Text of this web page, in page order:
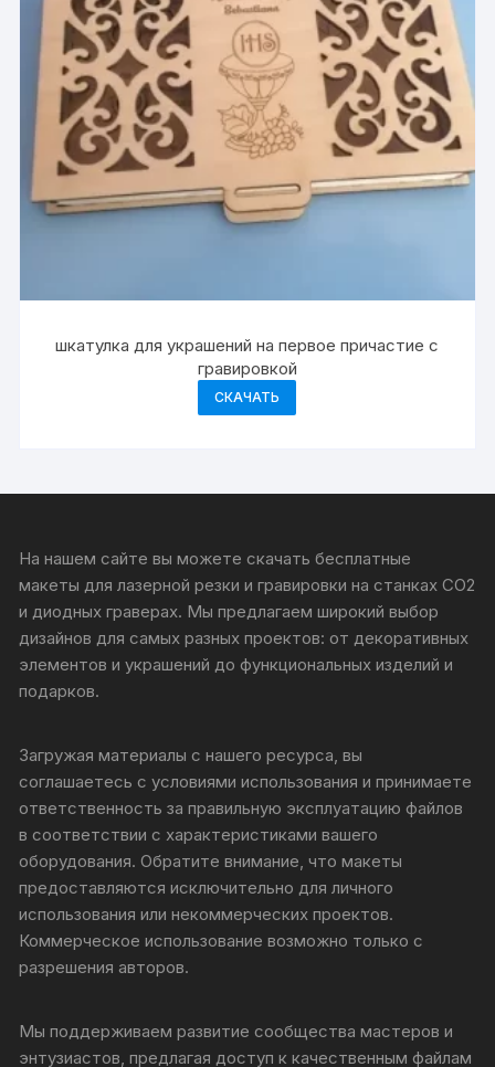
шкатулка для украшений на первое причастие с
гравировкой
СКАЧАТЬ
На нашем сайте вы можете скачать бесплатные
макеты для лазерной резки и гравировки на станках CO2
и диодных граверах. Мы предлагаем широкий выбор
дизайнов для самых разных проектов: от декоративных
элементов и украшений до функциональных изделий и
подарков.
Загружая материалы с нашего ресурса, вы
соглашаетесь с условиями использования и принимаете
ответственность за правильную эксплуатацию файлов
в соответствии с характеристиками вашего
оборудования. Обратите внимание, что макеты
предоставляются исключительно для личного
использования или некоммерческих проектов.
Коммерческое использование возможно только с
разрешения авторов.
Мы поддерживаем развитие сообщества мастеров и
энтузиастов, предлагая доступ к качественным файлам